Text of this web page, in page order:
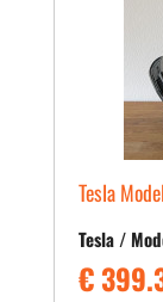
Tesla
Tesla /
€